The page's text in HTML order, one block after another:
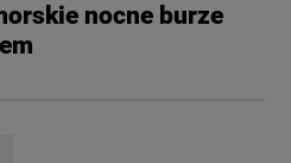
nocne burze